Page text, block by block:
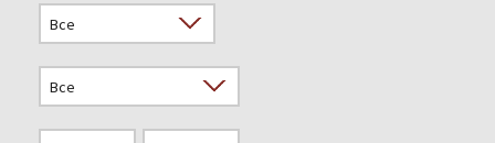
Предприятие
Услуги